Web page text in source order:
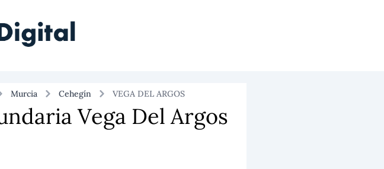
Murcia Cehegín VEGA DEL ARGOS
Vega Del Argos